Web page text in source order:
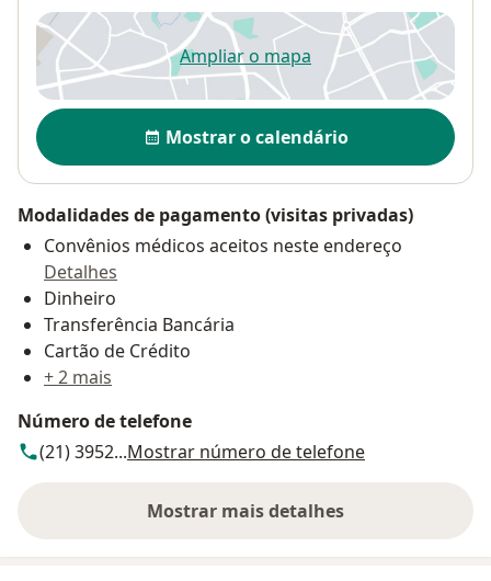
Ampliar o mapaabre num novo separador
Disponibilidade
Mostrar o calendário
Modalidades de pagamento (visitas privadas)
Convênios médicos aceitos neste endereço
Detalhes
Dinheiro
Transferência Bancária
Cartão de Crédito
+ 2 mais
Número de telefone
(21) 3952...Mostrar número de telefone
Mostrar mais detalhes
sobre o endereço